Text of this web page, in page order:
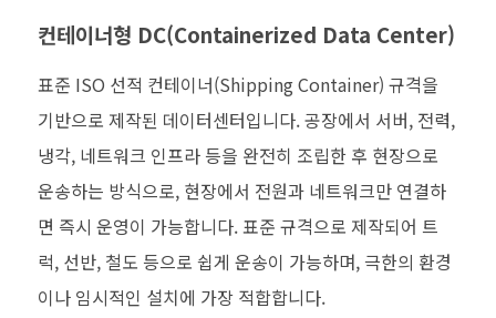
컨테이너형 DC(Containerized Data Center)
표준 ISO 선적 컨테이너(Shipping Container) 규격을
기반으로 제작된 데이터센터입니다. 공장에서 서버, 전력,
냉각, 네트워크 인프라 등을 완전히 조립한 후 현장으로
운송하는 방식으로, 현장에서 전원과 네트워크만 연결하
면 즉시 운영이 가능합니다. 표준 규격으로 제작되어 트
럭, 선반, 철도 등으로 쉽게 운송이 가능하며, 극한의 환경
이나 임시적인 설치에 가장 적합합니다.